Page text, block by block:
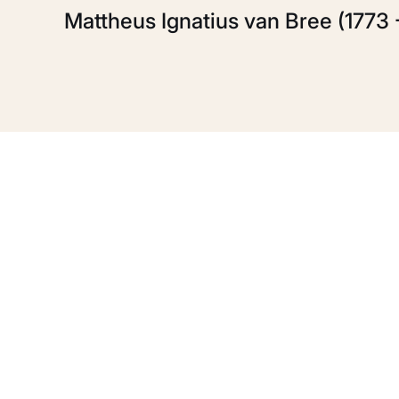
Mattheus Ignatius van Bree (1773